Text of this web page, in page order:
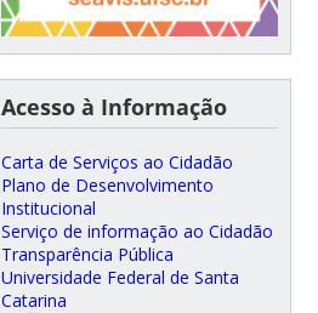
Acesso à Informação
Carta de Serviços ao Cidadão
Plano de Desenvolvimento
Institucional
Serviço de informação ao Cidadão
Transparência Pública
Universidade Federal de Santa
Catarina